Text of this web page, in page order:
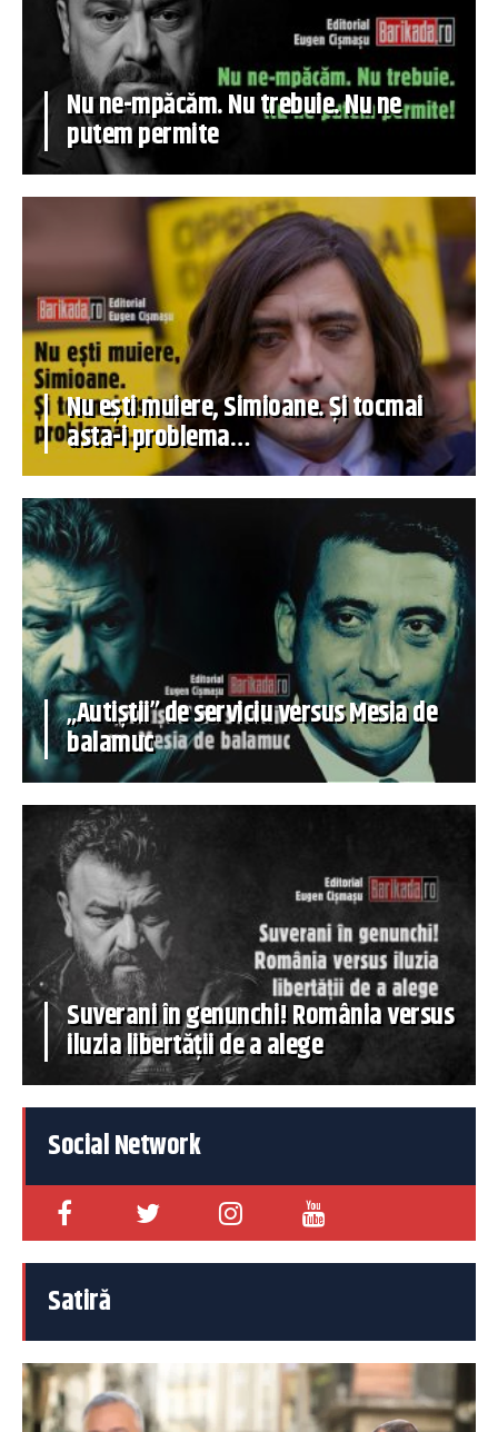
Nu ne-mpăcăm. Nu trebuie. Nu ne
putem permite
Nu ești muiere, Simioane. Și tocmai
asta-i problema…
„Autiștii” de serviciu versus Mesia de
balamuc
Suverani în genunchi! România versus
iluzia libertății de a alege
Social Network
Satiră